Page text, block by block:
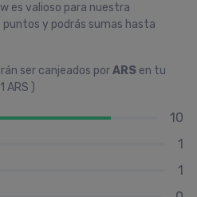
es valioso para nuestra
y podrás sumas hasta
ser canjeados porARS en tu
ARS )
10
1
1